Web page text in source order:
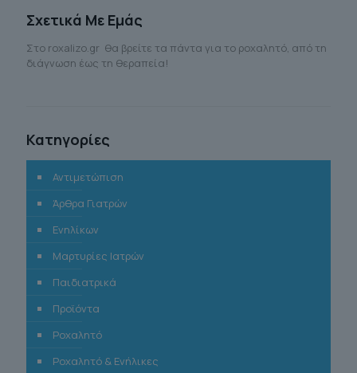
Σχετικά Με Εμάς
Στο roxalizo.gr θα βρείτε τα πάντα για το ροχαλητό, από τη
διάγνωση έως τη θεραπεία!
Κατηγορίες
Αντιμετώπιση
Άρθρα Γιατρών
Ενηλίκων
Μαρτυρίες Ιατρών
Παιδιατρικά
Προϊόντα
Ροχαλητό
Ροχαλητό & Ενήλικες